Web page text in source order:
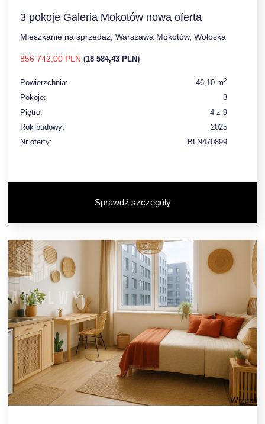
3 pokoje Galeria Mokotów nowa oferta
Mieszkanie na sprzedaż, Warszawa Mokotów, Wołoska
856 742,00 PLN (18 584,43 PLN)
Powierzchnia: 46,10 m2
Pokoje:
3
Piętro:
4 z 9
Rok budowy:
2025
Nr oferty:
BLN470899
Sprawdź szczegóły